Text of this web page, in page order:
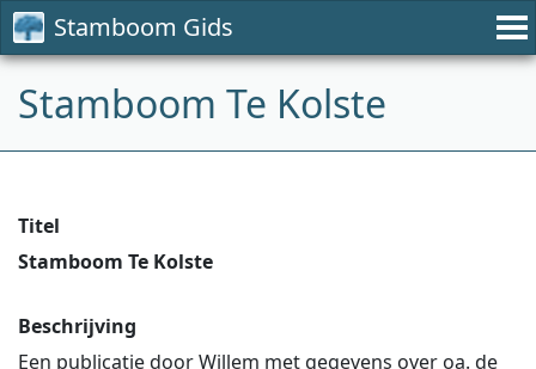
Stamboom Gids
Stamboom Te Kolste
Titel
Stamboom Te Kolste
Beschrijving
Een publicatie door Willem met gegevens over oa. de